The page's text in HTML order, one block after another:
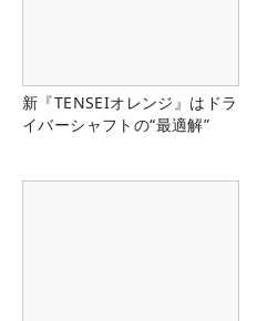
新『TENSEIオレンジ』はドラ
イバーシャフトの“最適解”